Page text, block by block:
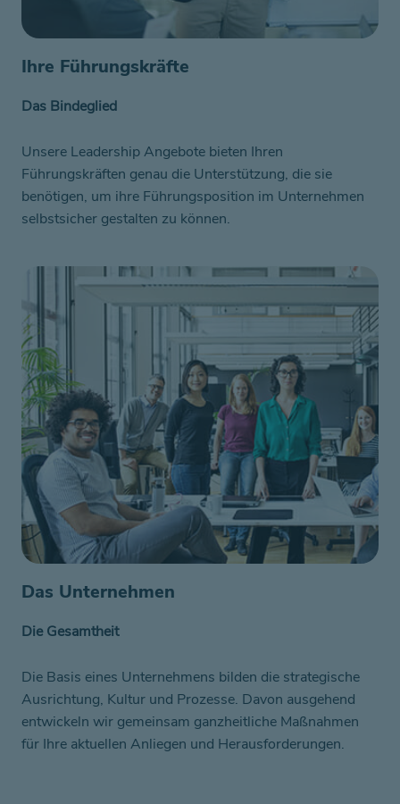
Ihre Führungskräfte
Das Bindeglied
Unsere Leadership Angebote bieten Ihren
Führungskräften genau die Unterstützung, die sie
benötigen, um ihre Führungsposition im Unternehmen
selbstsicher gestalten zu können.
Das Unternehmen
Die Gesamtheit
Die Basis eines Unternehmens bilden die strategische
Ausrichtung, Kultur und Prozesse. Davon ausgehend
entwickeln wir gemeinsam ganzheitliche Maßnahmen
für Ihre aktuellen Anliegen und Herausforderungen.